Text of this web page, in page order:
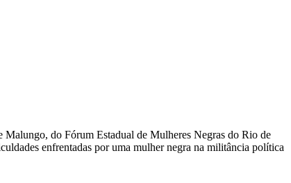
Malungo, do Fórum Estadual de Mulheres Negras do Rio de
enfrentadas por uma mulher negra na militância política